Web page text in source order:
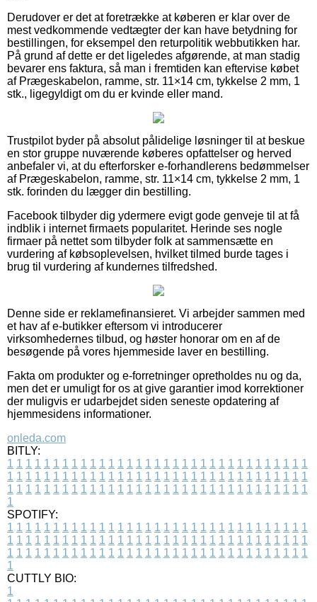
Derudover er det at foretrække at køberen er klar over de
mest vedkommende vedtægter der kan have betydning for
bestillingen, for eksempel den returpolitik webbutikken har.
På grund af dette er det ligeledes afgørende, at man stadig
bevarer ens faktura, så man i fremtiden kan eftervise købet
af Prægeskabelon, ramme, str. 11×14 cm, tykkelse 2 mm, 1
stk., ligegyldigt om du er kvinde eller mand.
Trustpilot byder på absolut pålidelige løsninger til at beskue
en stor gruppe nuværende køberes opfattelser og herved
anbefaler vi, at du efterforsker e-forhandlerens bedømmelser
af Prægeskabelon, ramme, str. 11×14 cm, tykkelse 2 mm, 1
stk. forinden du lægger din bestilling.
Facebook tilbyder dig ydermere evigt gode genveje til at få
indblik i internet firmaets popularitet. Herinde ses nogle
firmaer på nettet som tilbyder folk at sammensætte en
vurdering af købsoplevelsen, hvilket tilmed burde tages i
brug til vurdering af kundernes tilfredshed.
Denne side er reklamefinansieret. Vi arbejder sammen med
et hav af e-butikker eftersom vi introducerer
virksomhedernes tilbud, og høster honorar om en af de
besøgende på vores hjemmeside laver en bestilling.
Fakta om produkter og e-forretninger opretholdes nu og da,
men det er umuligt for os at give garantier imod korrektioner
der muligvis er udarbejdet siden seneste opdatering af
hjemmesidens informationer.
onleda.com
BITLY:
1 1 1 1 1 1 1 1 1 1 1 1 1 1 1 1 1 1 1 1 1 1 1 1 1 1 1 1 1 1 1 1 1
1 1 1 1 1 1 1 1 1 1 1 1 1 1 1 1 1 1 1 1 1 1 1 1 1 1 1 1 1 1 1 1 1
1 1 1 1 1 1 1 1 1 1 1 1 1 1 1 1 1 1 1 1 1 1 1 1 1 1 1 1 1 1 1 1 1
1
SPOTIFY:
1 1 1 1 1 1 1 1 1 1 1 1 1 1 1 1 1 1 1 1 1 1 1 1 1 1 1 1 1 1 1 1 1
1 1 1 1 1 1 1 1 1 1 1 1 1 1 1 1 1 1 1 1 1 1 1 1 1 1 1 1 1 1 1 1 1
1 1 1 1 1 1 1 1 1 1 1 1 1 1 1 1 1 1 1 1 1 1 1 1 1 1 1 1 1 1 1 1 1
1
CUTTLY BIO:
1